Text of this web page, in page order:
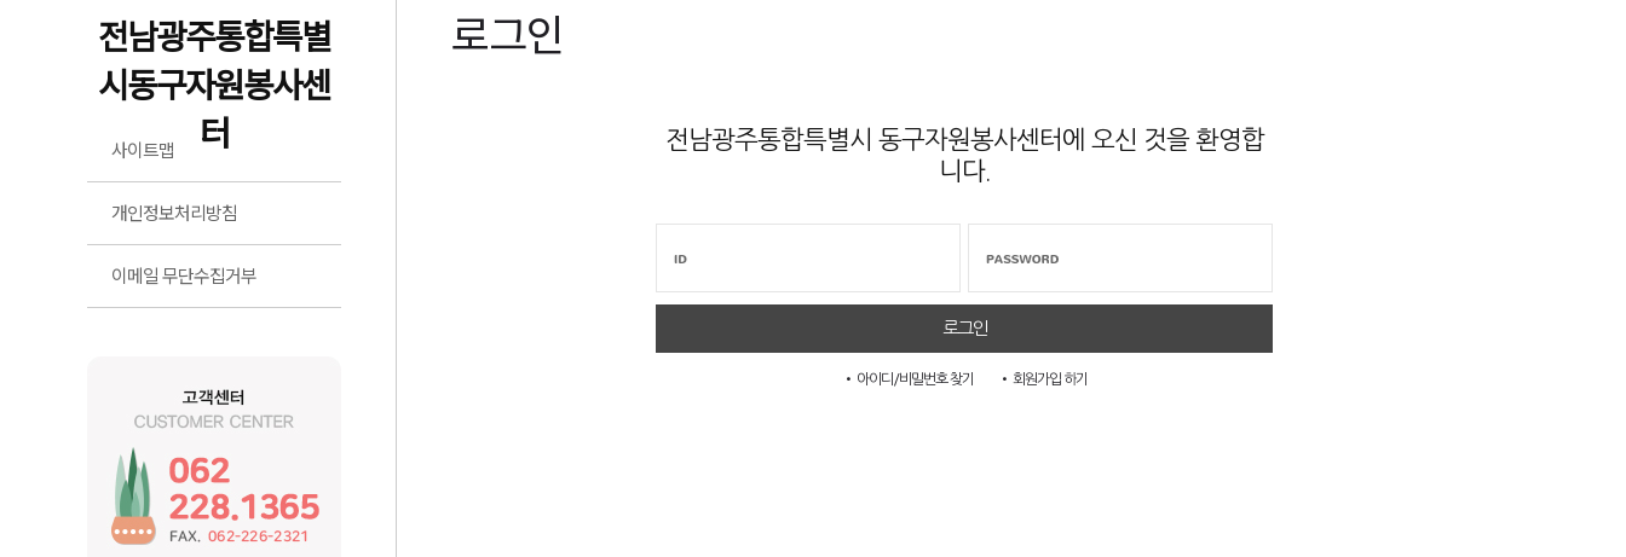
전남광주통합특별
시동구자원봉사센
터
사이트맵
개인정보처리방침
이메일 무단수집거부
로그인
전남광주통합특별시 동구자원봉사센터에 오신 것을 환영합
니다.
• 아이디/비밀번호 찾기 • 회원가입 하기